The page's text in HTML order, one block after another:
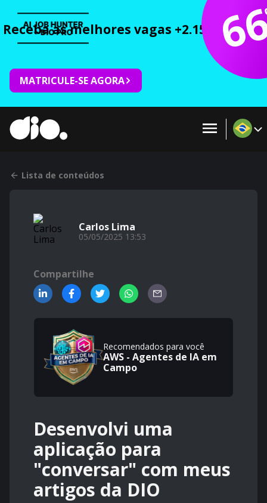
Receba as melhores vagas +2.150 cursos
MATRICULE-SE AGORA
Lista de conteúdos
Carlos Lima
05/05/2025 13:53
Compartilhe
Recomendados para você
AWS - Agentes de IA em
Campo
Desenvolvi uma
aplicação para
"conversar" com meus
artigos da DIO